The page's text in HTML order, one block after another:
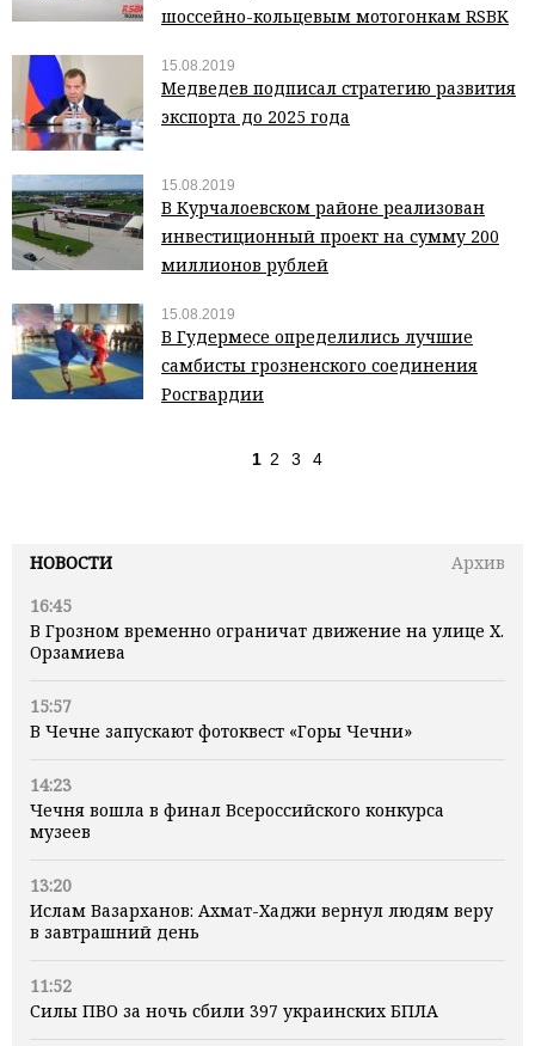
НОВОСТИ
Архив
16:45
В Грозном временно ограничат движение на улице Х.
Орзамиева
15:57
В Чечне запускают фотоквест «Горы Чечни»
14:23
Чечня вошла в финал Всероссийского конкурса
музеев
13:20
Ислам Вазарханов: Ахмат-Хаджи вернул людям веру
в завтрашний день
11:52
Силы ПВО за ночь сбили 397 украинских БПЛА
шоссейно-кольцевым мотогонкам RSBK
15.08.2019
Медведев подписал стратегию развития
экспорта до 2025 года
15.08.2019
В Курчалоевском районе реализован
инвестиционный проект на сумму 200
миллионов рублей
15.08.2019
В Гудермесе определились лучшие
самбисты грозненского соединения
Росгвардии
1 2 3 4